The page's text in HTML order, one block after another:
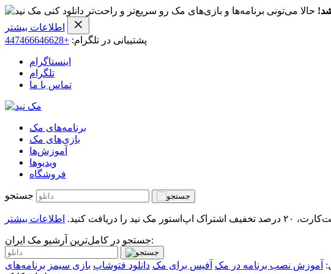
حالا می‌تونی برنامه‌ها و بازی‌های مک رو سریع‌تر و راحت‌تر دانلود کنی
اطلاعات بیشتر
پشتیبانی در تلگرام: +447466646628
اینستاگرام
تلگرام
تماس با ما
برنامه‌های مک
بازی‌های مک
آموزش‌ها
ویدیو‌ها
فروشگاه
جستجو
اطلاعات بیشتر
جستجو در کامل‌ترین آرشیو مک ایران:
آموزش نصب برنامه در مک آفیس برای مک دانلود فتوشاپ بازی سیمز